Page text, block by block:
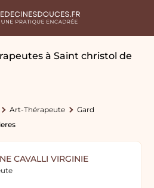
à Saint christol de
Art-Thérapeute
Gard
CAVALLI VIRGINIE